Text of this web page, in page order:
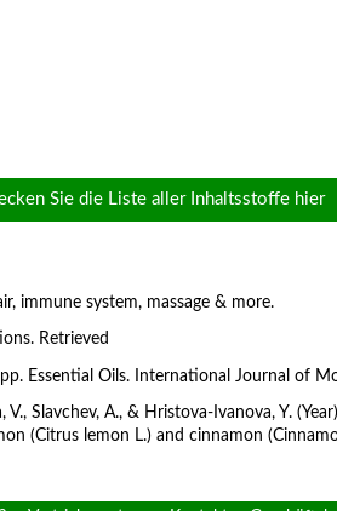
Sie die Liste aller Inhaltsstoffe hier
immune system, massage & more.
Retrieved
Essential Oils. International Journal of
V., Slavchev, A., & Hristova-Ivanova, Y.
(Citrus lemon L.) and cinnamon